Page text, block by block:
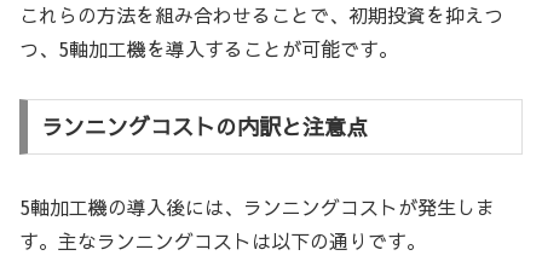
これらの方法を組み合わせることで、初期投資を抑えつ
つ、5軸加工機を導入することが可能です。
ランニングコストの内訳と注意点
5軸加工機の導入後には、ランニングコストが発生しま
す。主なランニングコストは以下の通りです。